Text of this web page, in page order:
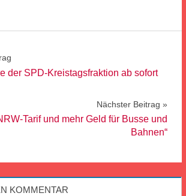
der SPD-Kreistagsfraktion ab sofort
Nächster Beitrag
Tarif und mehr Geld für Busse und
Bahnen“
KOMMENTAR